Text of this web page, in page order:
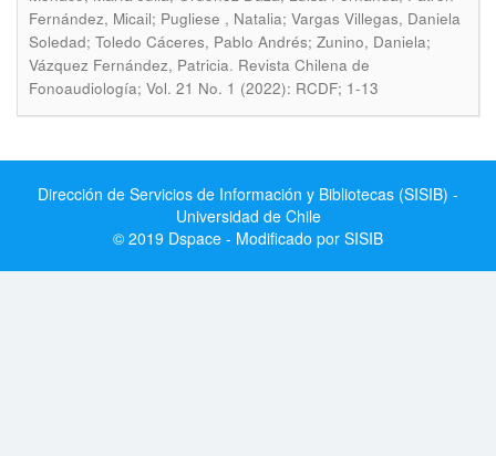
Fernández, Micail; Pugliese , Natalia; Vargas Villegas, Daniela
Soledad; Toledo Cáceres, Pablo Andrés; Zunino, Daniela;
Vázquez Fernández, Patricia. Revista Chilena de
Fonoaudiología; Vol. 21 No. 1 (2022): RCDF; 1-13
Dirección de Servicios de Información y Bibliotecas (SISIB) -
Universidad de Chile
© 2019 Dspace - Modificado por SISIB